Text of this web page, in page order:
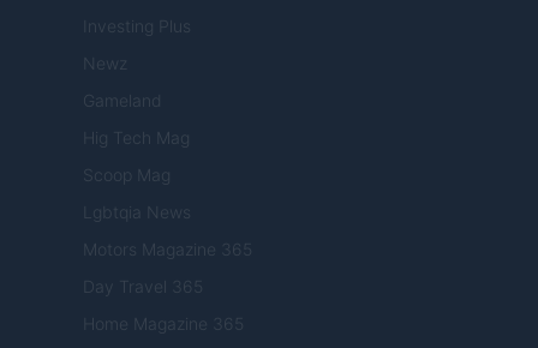
Investing Plus
Newz
Gameland
Hig Tech Mag
Scoop Mag
Lgbtqia News
Motors Magazine 365
Day Travel 365
Home Magazine 365